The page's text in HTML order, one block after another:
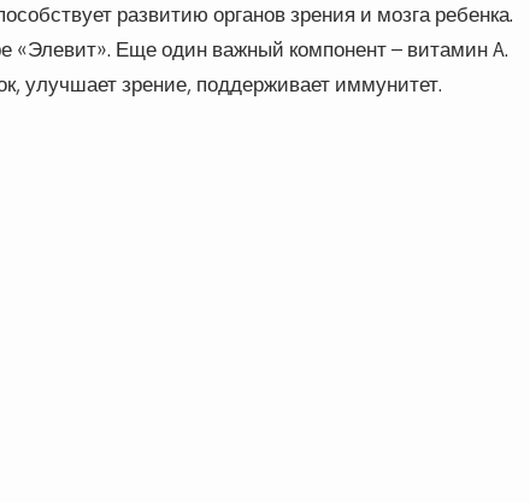
развитию органов зрения и мозга ребенка.
«Элевит». Еще один важный компонент – витамин A.
улучшает зрение, поддерживает иммунитет.